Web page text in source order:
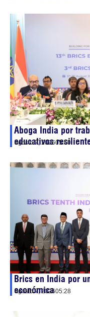
Aboga India por
educativos
agosto 7, 202605:50
Brics en India por
económica
agosto 7, 202605:28